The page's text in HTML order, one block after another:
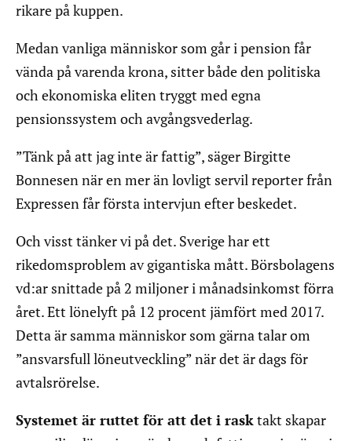
rikare på kuppen.
Medan vanliga människor som går i pension får
vända på varenda krona, sitter både den politiska
och ekonomiska eliten tryggt med egna
pensionssystem och avgångsvederlag.
”Tänk på att jag inte är fattig”, säger Birgitte
Bonnesen när en mer än lovligt servil reporter från
Expressen får första intervjun efter beskedet.
Och visst tänker vi på det. Sverige har ett
rikedomsproblem av gigantiska mått. Börsbolagens
vd:ar snittade på 2 miljoner i månadsinkomst förra
året. Ett lönelyft på 12 procent jämfört med 2017.
Detta är samma människor som gärna talar om
”ansvarsfull löneutveckling” när det är dags för
avtalsrörelse.
Systemet är ruttet för att det i rasktakt skapar